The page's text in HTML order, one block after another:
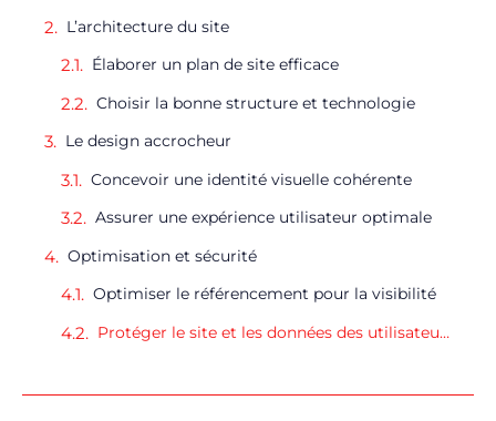
L’architecture du site
Élaborer un plan de site efficace
Choisir la bonne structure et technologie
Le design accrocheur
Concevoir une identité visuelle cohérente
Assurer une expérience utilisateur optimale
Optimisation et sécurité
Optimiser le référencement pour la visibilité
Protéger le site et les données des utilisateurs